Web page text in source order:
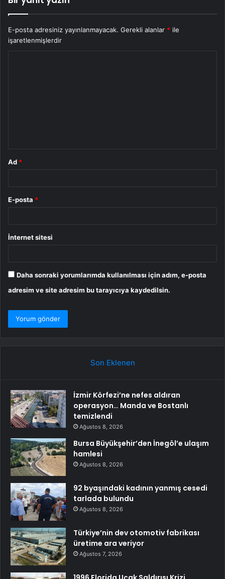
E-posta adresiniz yayınlanmayacak. Gerekli alanlar * ile
işaretlenmişlerdir
Ad *
E-posta *
İnternet sitesi
Daha sonraki yorumlarımda kullanılması için adım, e-posta
adresim ve site adresim bu tarayıcıya kaydedilsin.
Son Eklenen
İzmir Körfezi’ne nefes aldıran
operasyon… Manda ve Bostanlı
temizlendi
Ağustos 8, 2026
Bursa Büyükşehir’den İnegöl’e ulaşım
hamlesi
Ağustos 8, 2026
92 byaşındaki kadının yanmış cesedi
tarlada bulundu
Ağustos 8, 2026
Türkiye’nin dev otomotiv fabrikası
üretime ara veriyor
Ağustos 7, 2026